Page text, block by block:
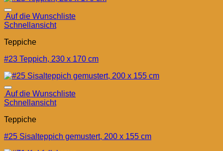
Auf die Wunschliste
Schnellansicht
Teppiche
#23 Teppich, 230 x 170 cm
Auf die Wunschliste
Schnellansicht
Teppiche
#25 Sisalteppich gemustert, 200 x 155 cm